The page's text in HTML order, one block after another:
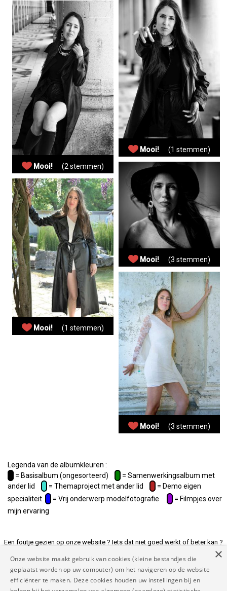
Mooi! (2 stemmen)
Mooi! (1 stemmen)
Mooi! (1 stemmen)
Mooi! (3 stemmen)
Mooi! (3 stemmen)
Legenda van de albumkleuren :
= Basisalbum (ongesorteerd)
= Samenwerkingsalbum met
ander lid
= Themaproject met ander lid
= Demo eigen
specialiteit
= Vrij onderwerp modelfotografie
= Filmpjes over
mijn ervaring
Een foutje gezien op onze website ? Iets dat niet goed werkt of beter kan ?
rapporteer@mymodelnetwork.eu zodat we de website voor jou beter maken
en tenslotte voor iedereen.
Onze website maakt gebruik van cookies (kleine bestandjes die
geplaatst worden op uw computer) om het navigeren op de website
efficiënter te maken. Deze cookies houden uw instellingen bij en
×